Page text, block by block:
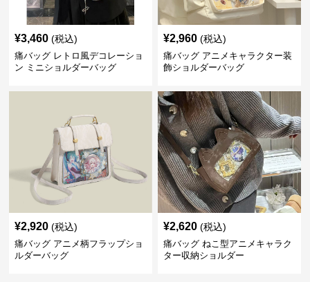
¥3,460 (税込)
痛バッグ レトロ風デコレーショ
ン ミニショルダーバッグ
¥2,960 (税込)
痛バッグ アニメキャラクター装
飾ショルダーバッグ
¥2,920 (税込)
痛バッグ アニメ柄フラップショ
ルダーバッグ
¥2,620 (税込)
痛バッグ ねこ型アニメキャラク
ター収納ショルダー